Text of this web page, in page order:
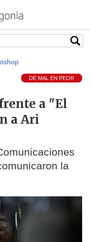
DE MAL EN PEOR
a "El
a Ari
la